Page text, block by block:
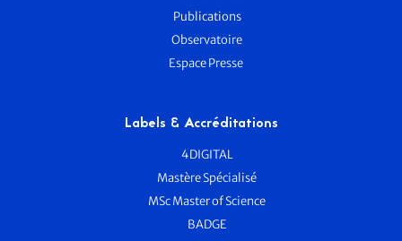
Publications
Observatoire
Espace Presse
Labels & Accréditations
4DIGITAL
Mastère Spécialisé
MSc Master of Science
BADGE